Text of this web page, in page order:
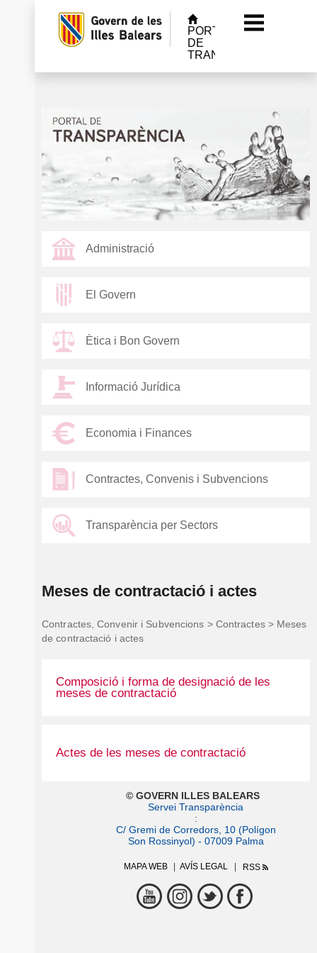
PORTAL
DE
TRANSPARÈNCIA
Administració
El Govern
Ètica i Bon Govern
Informació Jurídica
Economia i Finances
Contractes, Convenis i Subvencions
Transparència per Sectors
Meses de contractació i actes
Contractes, Convenir i Subvencions > Contractes > Meses
de contractació i actes
Composició i forma de designació de les
meses de contractació
Actes de les meses de contractació
© GOVERN ILLES BALEARS
Servei Transparència
:
C/ Gremi de Corredors, 10 (Polígon
Son Rossinyol) - 07009 Palma
MAPA WEB AVÍS LEGAL RSS